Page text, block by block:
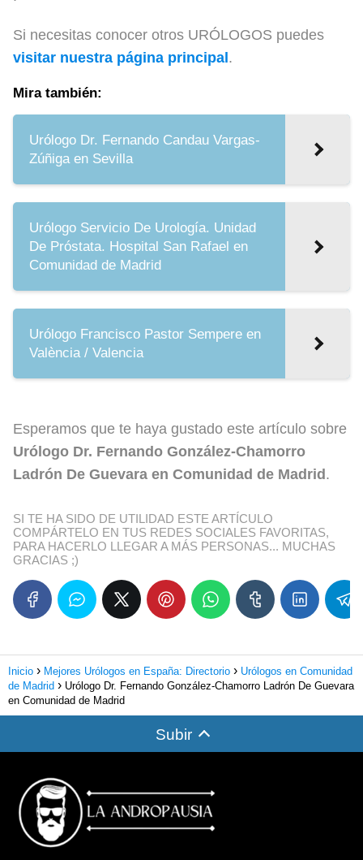
Si necesitas conocer otros URÓLOGOS puedes
visitar nuestra página principal .
Mira también:
Urólogo Dr. Fernando Candau Vargas-
Zúñiga en Sevilla
Urólogo Servicio De Urología. Unidad
De Próstata. Hospital San Rafael en
Comunidad de Madrid
Urólogo Francisco Pastor Sempere en
València / Valencia
Esperamos que te haya gustado este artículo sobre
Urólogo Dr. Fernando González-Chamorro
Ladrón De Guevara en Comunidad de Madrid .
SI TE HA SIDO DE UTILIDAD ESTE ARTÍCULO
COMPÁRTELO EN TUS REDES SOCIALES FAVORITAS,
PARA HACERLO LLEGAR A MÁS PERSONAS... MUCHAS
GRACIAS ;)
Inicio Mejores Urólogos en España: Directorio
Urólogos en Comunidad
de Madrid
Urólogo Dr. Fernando González-Chamorro Ladrón De Guevara
en Comunidad de Madrid
Subir